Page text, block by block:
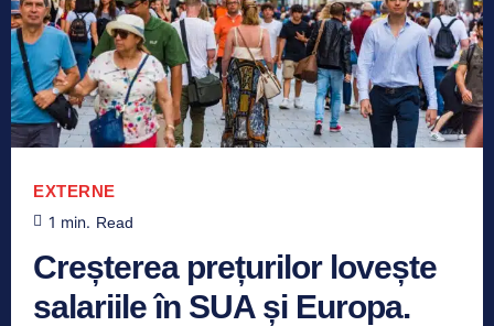
EXTERNE
1 min. Read
Creșterea prețurilor lovește
salariile în SUA și Europa.